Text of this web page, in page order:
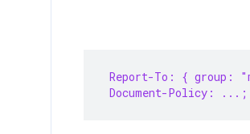
Report-To: {
Document-Policy: